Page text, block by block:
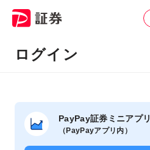
ログイン
PayPay証券ミニアプリ
（PayPayアプリ内）